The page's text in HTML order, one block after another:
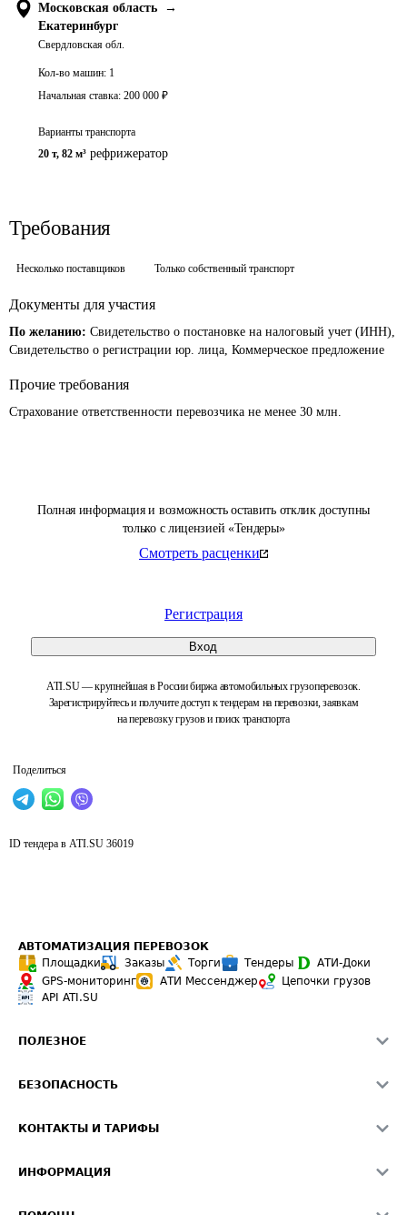
Полная информация и возможность оставить отклик доступны
только с лицензией «Тендеры»
Смотреть расценки
Регистрация
Вход
ATI.SU — крупнейшая в России биржа автомобильных грузоперевозок.
Зарегистрируйтесь и получите доступ к тендерам на перевозки, заявкам
на перевозку грузов и поиск транспорта
Поделиться
Московская область
→
Екатеринбург
Свердловская обл.
Кол-во машин: 1
Начальная ставка: 200 000 ₽
Варианты транспорта
20 т, 82 м³ рефрижератор
Требования
Несколько поставщиков Только собственный транспорт
Документы для участия
По желанию: Свидетельство о постановке на налоговый учет (ИНН),
Свидетельство о регистрации юр. лица, Коммерческое предложение
Прочие требования
Страхование ответственности перевозчика не менее 30 млн.
ID тендера в ATI.SU 36019
АВТОМАТИЗАЦИЯ ПЕРЕВОЗОК
Площадки
Заказы Торги Тендеры
АТИ-Доки
GPS-мониторинг
АТИ Мессенджер
Цепочки грузов
API ATI.SU
ПОЛЕЗНОЕ
Звезды ATI.SU на вашем сайте
Средние ставки
БЕЗОПАСНОСТЬ
Светофор+
КОНТАКТЫ И ТАРИФЫ
Реклама на сайте
ИНФОРМАЦИЯ